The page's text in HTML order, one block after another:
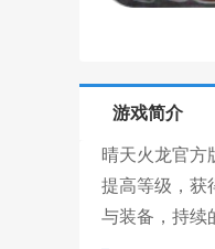
游戏简介
晴天火龙官方
提高等级，获
与装备，持续